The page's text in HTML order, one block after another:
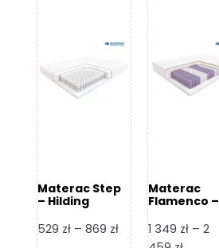
Materac Step
– Hilding
529 zł – 869 złZakres
Materac
Flamenco –
1 349 zł – 2